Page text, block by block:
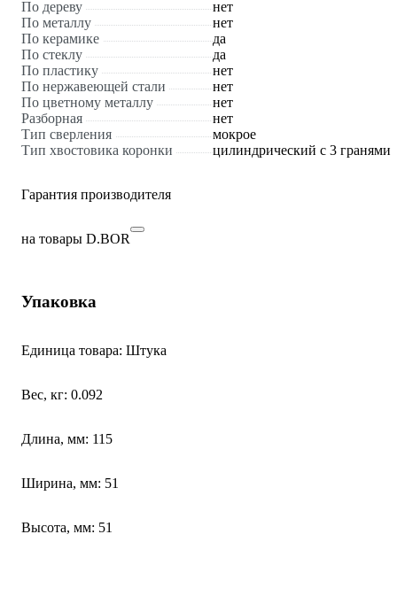
По дереву
нет
По металлу
нет
По керамике
да
По стеклу
да
По пластику
нет
По нержавеющей стали
нет
По цветному металлу
нет
Разборная
нет
Тип сверления
мокрое
Тип хвостовика коронки
цилиндрический с 3 гранями
Гарантия производителя
на товары D.BOR
Упаковка
Единица товара: Штука
Вес, кг: 0.092
Длина, мм: 115
Ширина, мм: 51
Высота, мм: 51